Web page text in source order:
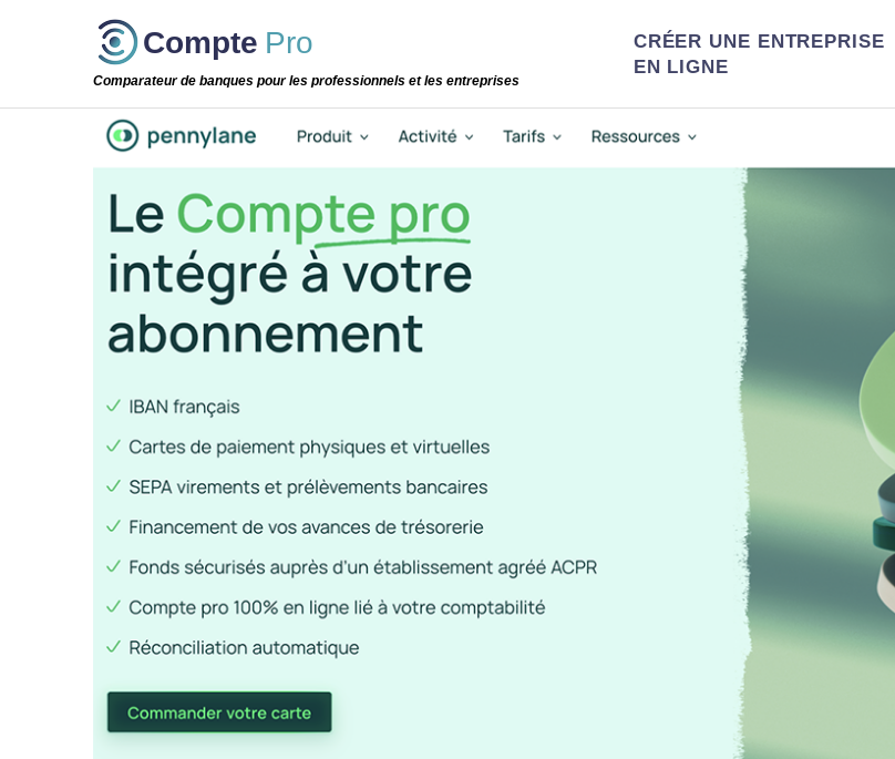
Compte Pro
Comparateur de banques pour les professionnels et les entreprises
CRÉER UNE ENTREPRISE
EN LIGNE